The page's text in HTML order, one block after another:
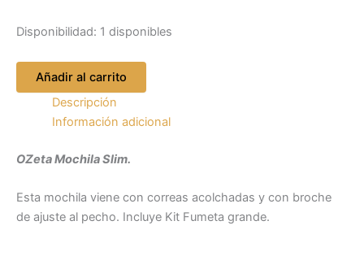
Disponibilidad: 1 disponibles
Añadir al carrito
Descripción
Información adicional
OZeta Mochila Slim.
Esta mochila viene con correas acolchadas y con broche
de ajuste al pecho. Incluye Kit Fumeta grande.